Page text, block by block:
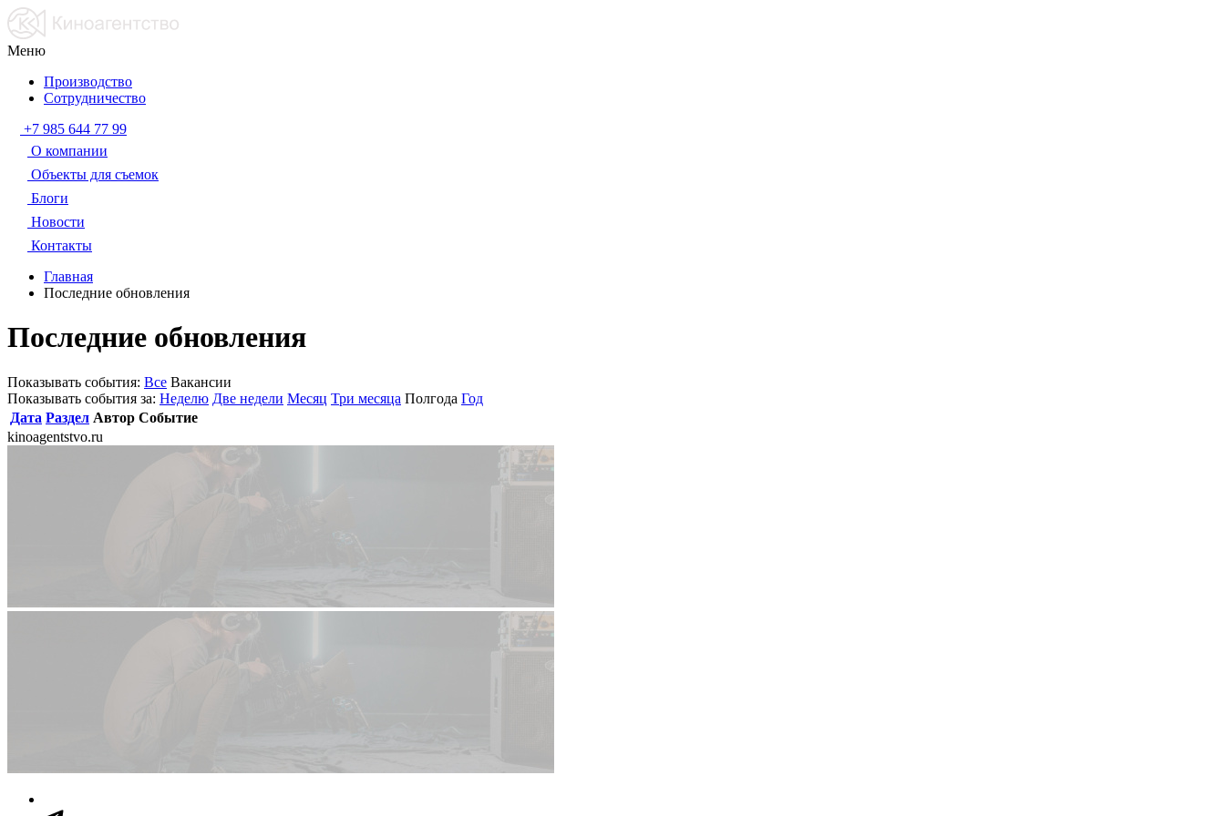
Меню
Производство
Сотрудничество
+7 985 644 77 99
О компании
Объекты для съемок
Блоги
Новости
Контакты
Главная
Последние обновления
Последние обновления
Показывать события: Все Вакансии
Показывать события за: Неделю Две недели Месяц Три месяца Полгода Год
Дата Раздел Автор Событие
kinoagentstvo.ru